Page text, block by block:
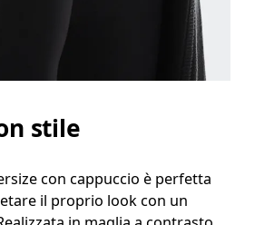
stile
con cappuccio è perfetta
il proprio look con un